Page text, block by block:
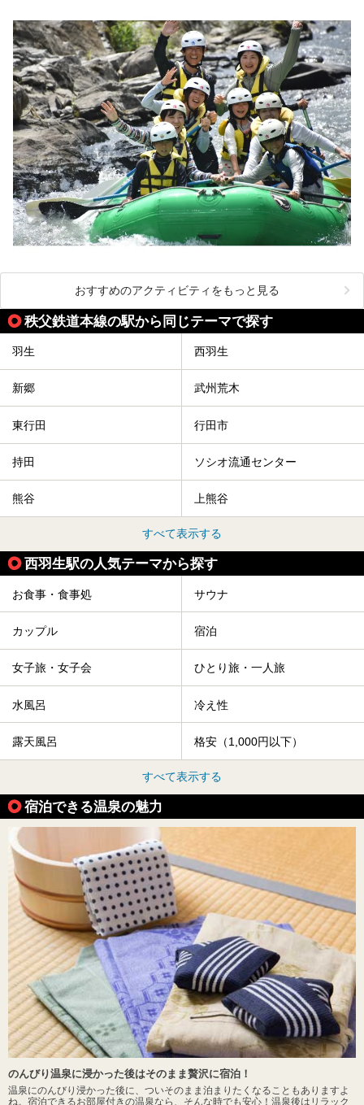
おすすめのアクティビティをもっと見る
秩父鉄道本線の駅から同じテーマで探す
羽生 西羽生
新郷 武州荒木
東行田 行田市
持田 ソシオ流通センター
熊谷 上熊谷
すべて表示する
西羽生駅の人気テーマから探す
お食事・食事処 サウナ
カップル 宿泊
女子旅・女子会 ひとり旅・一人旅
水風呂 冷え性
露天風呂 格安（1,000円以下）
すべて表示する
宿泊できる温泉の魅力
のんびり温泉に浸かった後はそのまま贅沢に宿泊！
温泉にのんびり浸かった後に、ついそのまま泊まりたくなることもありますよ
ね。宿泊できるお部屋付きの温泉なら、そんな時でも安心！温泉後はリラック